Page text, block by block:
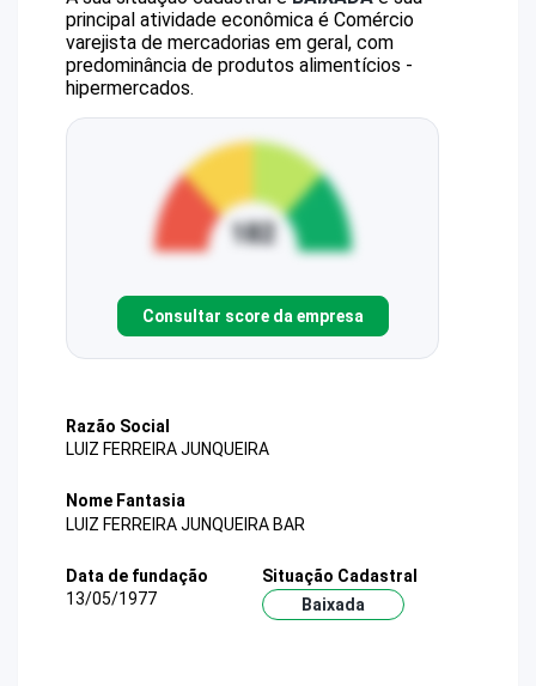
principal atividade econômica é Comércio
varejista de mercadorias em geral, com
predominância de produtos alimentícios -
hipermercados.
Consultar score da empresa
Razão Social
LUIZ FERREIRA JUNQUEIRA
Nome Fantasia
LUIZ FERREIRA JUNQUEIRA BAR
Data de fundação
13/05/1977
Situação Cadastral
Baixada